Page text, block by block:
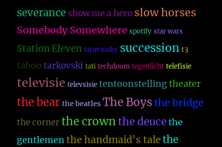
severance show me a hero slow horses
Somebody Somewhere spotify star wars
Station Eleven stravinsky succession t3
taboo tarkovski tati techdoom tegenlicht telefisie
televisie televsisie tentoonstelling theater
the bear the beatles The Boysthe bridge
the corner the crownthe deuce the
gentlemen the handmaid's talethe